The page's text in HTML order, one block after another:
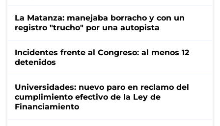
La Matanza: manejaba borracho y con un
registro "trucho" por una autopista
Incidentes frente al Congreso: al menos 12
detenidos
Universidades: nuevo paro en reclamo del
cumplimiento efectivo de la Ley de
Financiamiento